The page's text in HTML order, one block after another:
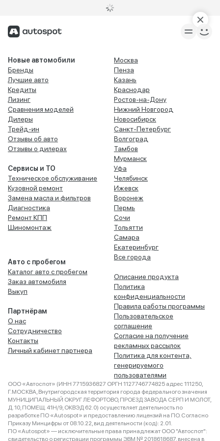
Новые автомобили
Бренды
Лучшие авто
Кредиты
Лизинг
Сравнения моделей
Дилеры
Трейд-ин
Отзывы об авто
Отзывы о дилерах
Сервисы и ТО
Техническое обслуживание
Кузовной ремонт
Замена масла и фильтров
Диагностика
Ремонт КПП
Шиномонтаж
Авто с пробегом
Каталог авто с пробегом
Заказ автомобиля
Выкуп
Партнёрам
О нас
Сотрудничество
Контакты
Личный кабинет партнера
Москва
Пенза
Казань
Краснодар
Ростов-на-Дону
Нижний Новгород
Новосибирск
Санкт-Петербург
Волгоград
Тамбов
Мурманск
Уфа
Челябинск
Ижевск
Воронеж
Пермь
Сочи
Тольятти
Самара
Екатеринбург
Все города
Описание продукта
Политика
конфиденциальности
Правила работы программы
Пользовательское
соглашение
Согласие на получение
рекламных рассылок
Политика для контента,
генерируемого
пользователями
ООО «Автоспот» (ИНН 7715936827 ОРГН 1127746774825 адрес 111250,
Г.МОСКВА, Внутригородская территория города федерального значения
МУНИЦИПАЛЬНЫЙ ОКРУГ ЛЕФОРТОВО, ПРОЕЗД ЗАВОДА СЕРП И МОЛОТ,
Д. 10, ПОМЕЩ. 41Н/9, ОКВЭД 62.0) осуществляет деятельность по
разработке ПО «Autospot» и предоставлению лицензий на ПО. Согласно
Приказу Минцифры от 08.10.22, вид деятельности (код): 2.01.
ПО «Autospot» — исключительные права принадлежат ООО "Автоспот":
свидетельство о регистрации программы ЭВМ № 2018618687, внесена в